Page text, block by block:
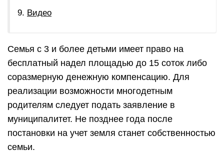
Видео
Семья с 3 и более детьми имеет право на
бесплатный надел площадью до 15 соток либо
соразмерную денежную компенсацию. Для
реализации возможности многодетным
родителям следует подать заявление в
муниципалитет. Не позднее года после
постановки на учет земля станет собственностью
семьи.